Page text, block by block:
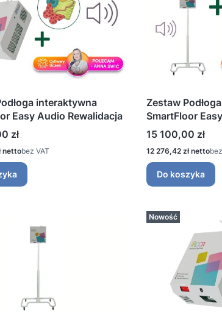
interaktywna
Easy Audio Rewalidacja
zł
bez VAT
Zestaw
SmartFloor
Rewalidacja
Cena
15 100,00 zł
Cena
12 276,42 zł
Do koszyka
Nowość